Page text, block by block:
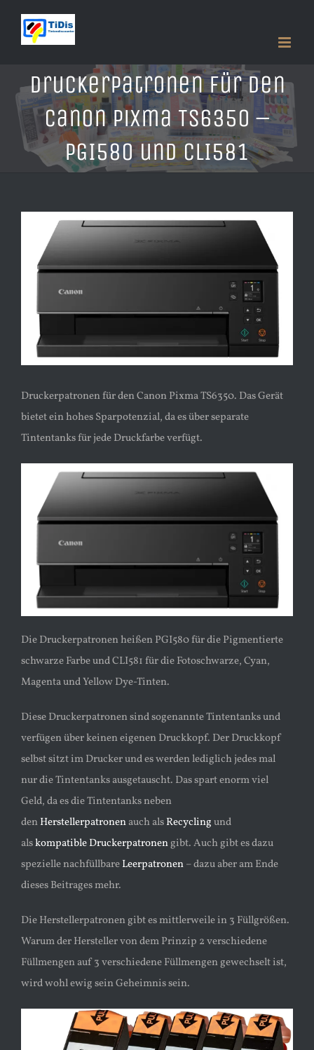
Inhalt
Druckerpatronen für den
Canon Pixma TS6350 –
PGI580 und CLI581
grösseres
Bild
Druckerpatronen für den Canon Pixma TS6350. Das Gerät
bietet ein hohes Sparpotenzial, da es über separate
Tintentanks für jede Druckfarbe verfügt.
Die Druckerpatronen heißen PGI580 für die Pigmentierte
schwarze Farbe und CLI581 für die Fotoschwarze, Cyan,
Magenta und Yellow Dye-Tinten.
Diese Druckerpatronen sind sogenannte Tintentanks und
verfügen über keinen eigenen Druckkopf. Der Druckkopf
selbst sitzt im Drucker und es werden lediglich jedes mal
nur die Tintentanks ausgetauscht. Das spart enorm viel
Geld, da es die Tintentanks neben
denHerstellerpatronenauch alsRecyclingund
alskompatible Druckerpatronengibt. Auch gibt es dazu
spezielle nachfüllbareLeerpatronen– dazu aber am Ende
dieses Beitrages mehr.
Die Herstellerpatronen gibt es mittlerweile in 3 Füllgrößen.
Warum der Hersteller von dem Prinzip 2 verschiedene
Füllmengen auf 3 verschiedene Füllmengen gewechselt ist,
wird wohl ewig sein Geheimnis sein.